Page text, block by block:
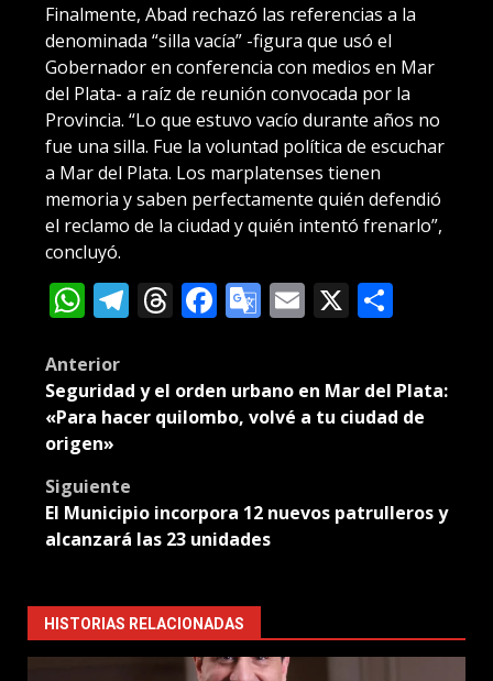
Finalmente, Abad rechazó las referencias a la
denominada “silla vacía” -figura que usó el
Gobernador en conferencia con medios en Mar
del Plata- a raíz de reunión convocada por la
Provincia. “Lo que estuvo vacío durante años no
fue una silla. Fue la voluntad política de escuchar
a Mar del Plata. Los marplatenses tienen
memoria y saben perfectamente quién defendió
el reclamo de la ciudad y quién intentó frenarlo”,
concluyó.
WhatsApp
Telegram
Threads
Facebook
Google
Email
X
Post
navigation
Anterior
Seguridad y el orden urbano en Mar del Plata:
«Para hacer quilombo, volvé a tu ciudad de
origen»
Siguiente
El Municipio incorpora 12 nuevos patrulleros y
alcanzará las 23 unidades
HISTORIAS RELACIONADAS